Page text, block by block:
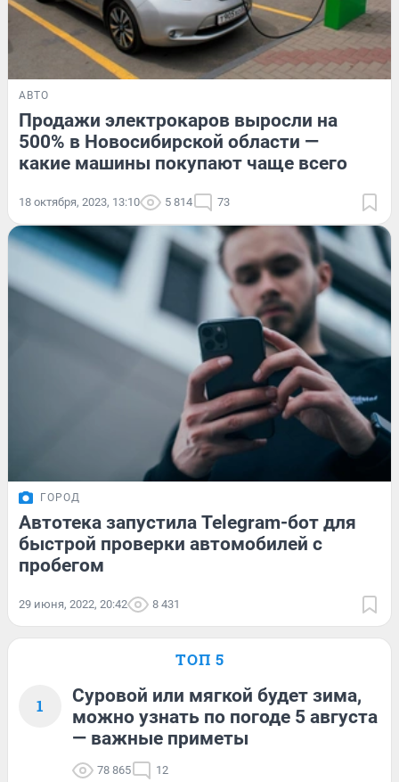
АВТО
Продажи электрокаров выросли на
500% в Новосибирской области —
какие машины покупают чаще всего
18 октября, 2023, 13:10 5 814 73
ГОРОД
Автотека запустила Telegram-бот для
быстрой проверки автомобилей с
пробегом
29 июня, 2022, 20:42 8 431
ТОП 5
1
Суровой или мягкой будет зима,
можно узнать по погоде 5 августа
— важные приметы
78 865 12